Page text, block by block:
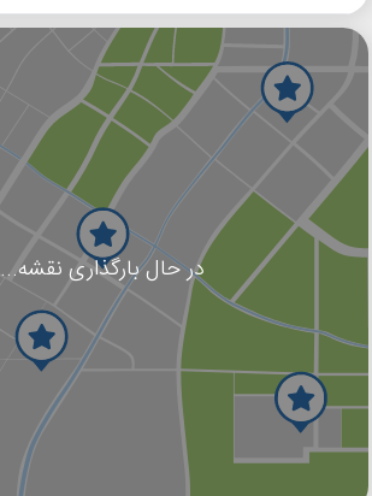
در حال بارگذاری نقشه...
گوگل